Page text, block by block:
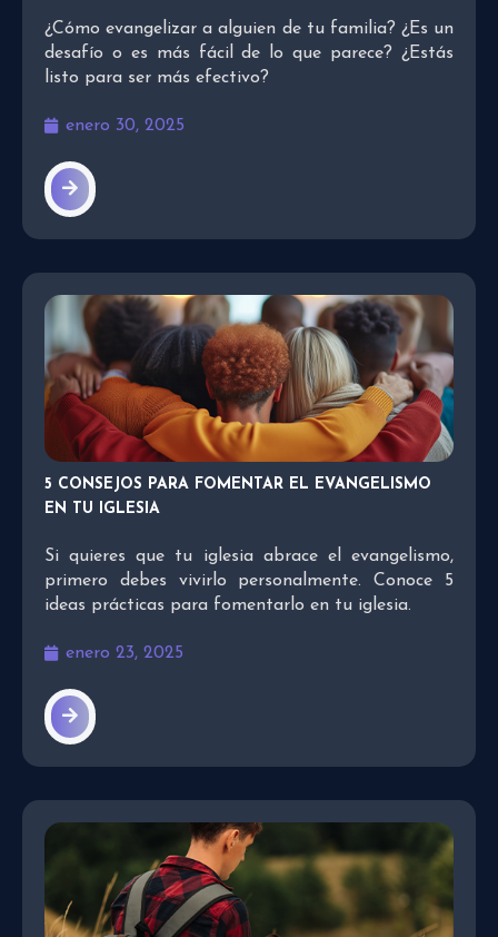
¿Cómo evangelizar a alguien de tu familia? ¿Es un
desafío o es más fácil de lo que parece? ¿Estás
listo para ser más efectivo?
enero 30, 2025
5 CONSEJOS PARA FOMENTAR EL EVANGELISMO
EN TU IGLESIA
Si quieres que tu iglesia abrace el evangelismo,
primero debes vivirlo personalmente. Conoce 5
ideas prácticas para fomentarlo en tu iglesia.
enero 23, 2025